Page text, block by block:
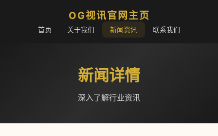
OG视讯官网主页
首页 关于我们 新闻资讯 联系我们
新闻详情
深入了解行业资讯